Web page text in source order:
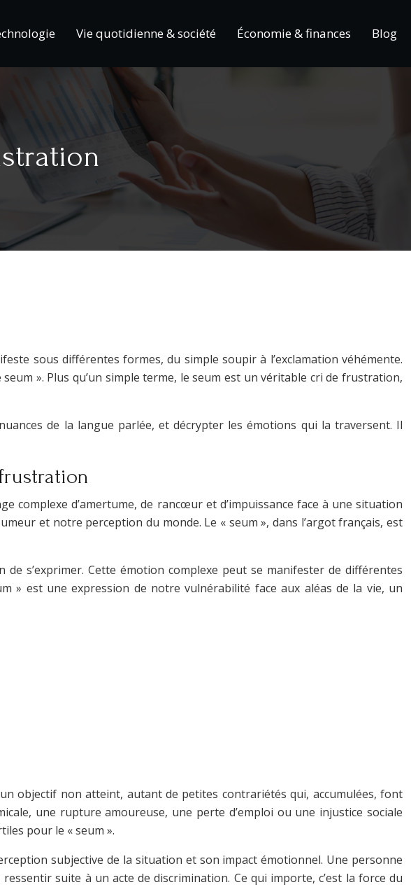
Vie quotidienne & société Économie & finances Blog
sous différentes formes, du simple soupir à l’exclamation véhémente.
». Plus qu’un simple terme, le seum est un véritable cri de frustration,
de la langue parlée, et décrypter les émotions qui la traversent. Il
complexe d’amertume, de rancœur et d’impuissance face à une situation
et notre perception du monde. Le « seum », dans l’argot français, est
s’exprimer. Cette émotion complexe peut se manifester de différentes
» est une expression de notre vulnérabilité face aux aléas de la vie, un
objectif non atteint, autant de petites contrariétés qui, accumulées, font
une rupture amoureuse, une perte d’emploi ou une injustice sociale
pour le « seum ».
subjective de la situation et son impact émotionnel. Une personne
suite à un acte de discrimination. Ce qui importe, c’est la force du